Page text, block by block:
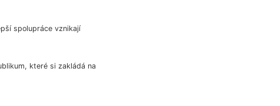
spolupráce vznikají
které si zakládá na